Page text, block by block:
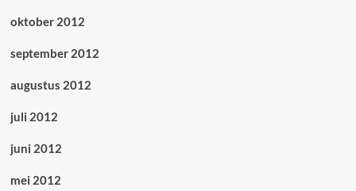
oktober 2012
september 2012
augustus 2012
juli 2012
juni 2012
mei 2012